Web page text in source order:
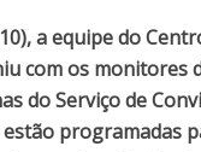
a equipe do
com os monitores
do Serviço de
estão programadas